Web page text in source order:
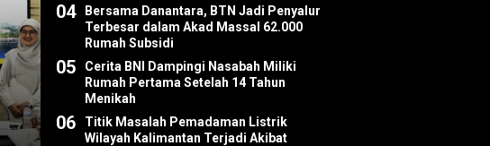
04
Bersama Danantara, BTN Jadi Penyalur
Terbesar dalam Akad Massal 62.000
Rumah Subsidi
05
Cerita BNI Dampingi Nasabah Miliki
Rumah Pertama Setelah 14 Tahun
Menikah
06
Titik Masalah Pemadaman Listrik
Wilayah Kalimantan Terjadi Akibat